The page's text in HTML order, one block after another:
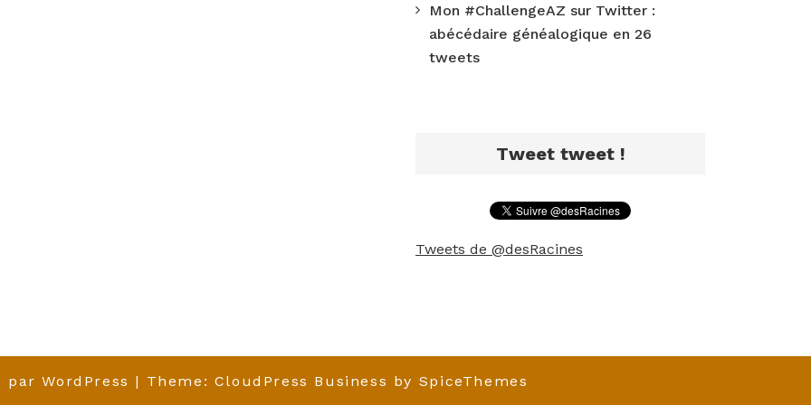
Mon #ChallengeAZ sur Twitter :
abécédaire généalogique en 26
tweets
Tweet tweet !
Tweets de @desRacines
parWordPress | Theme: CloudPress Business by SpiceThemes